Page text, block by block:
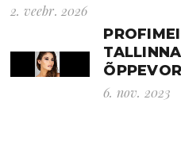
2. veebr. 2026
6. nov. 2023